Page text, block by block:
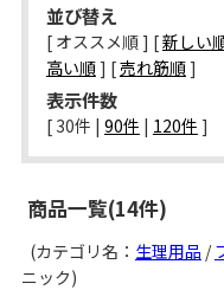
並び替え
[ オススメ順 ] [新しい
高い順] [売れ筋順]
表示件数
[ 30件 | 90件 | 120件 ]
商品一覧(14件)
(カテゴリ名： 生理用品 /
ニック)